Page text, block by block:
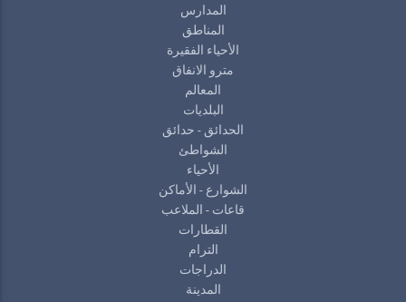
المدارس
المناطق
الأحياء الفقيرة
مترو الانفاق
المعالم
البلديات
الحدائق - حدائق
الشواطئ
الأحياء
الشوارع - الأماكن
قاعات - الملاعب
القطارات
الترام
الدراجات
المدينة